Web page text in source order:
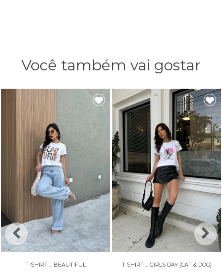
Você também vai gostar
T-SHIRT _ BEAUTIFUL T SHIRT _ GIRLS DAY [CAT & DOG]